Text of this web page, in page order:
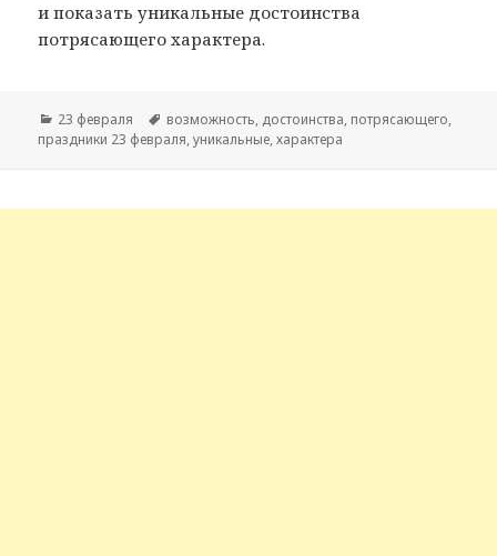
и показать уникальные достоинства
потрясающего характера.
Рубрики
23 февраля Метки
возможность, достоинства, потрясающего,
праздники 23 февраля,уникальные,характера